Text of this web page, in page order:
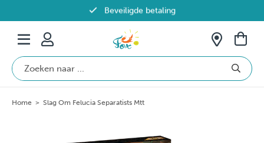
Beveiligde betaling
Gratis verzending vanaf €69 in België
Home > Slag Om Felucia Separatists Mtt